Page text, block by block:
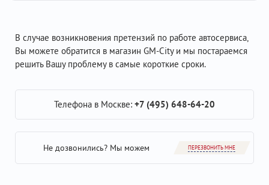
В случае возникновения претензий по работе автосервиса,
Вы можете обратится в магазин GM-City и мы постараемся
решить Вашу проблему в самые короткие сроки.
Телефона в Москве: +7 (495) 648-64-20
Не дозвонились? Мы можем ПЕРЕЗВОНИТЬ МНЕ